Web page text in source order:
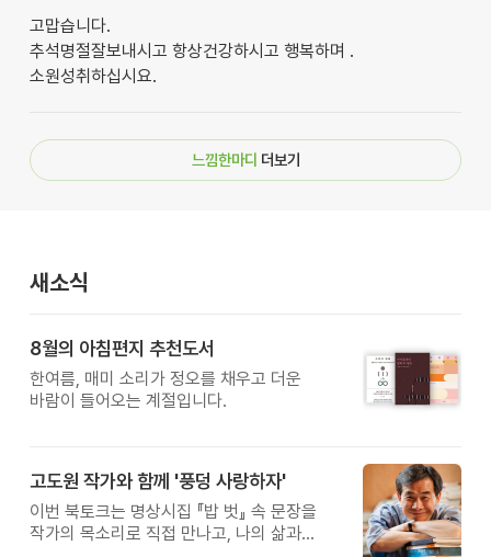
고맙습니다.
추석명절잘보내시고 항상건강하시고 행복하며 .
소원성취하십시요.
느낌한마디 더보기
새소식
8월의 아침편지 추천도서
한여름, 매미 소리가 정오를 채우고 더운
바람이 들어오는 계절입니다.
고도원 작가와 함께 '풍덩 사랑하자'
이번 북토크는 명상시집 『밥 벗』 속 문장을
작가의 목소리로 직접 만나고, 나의 삶과